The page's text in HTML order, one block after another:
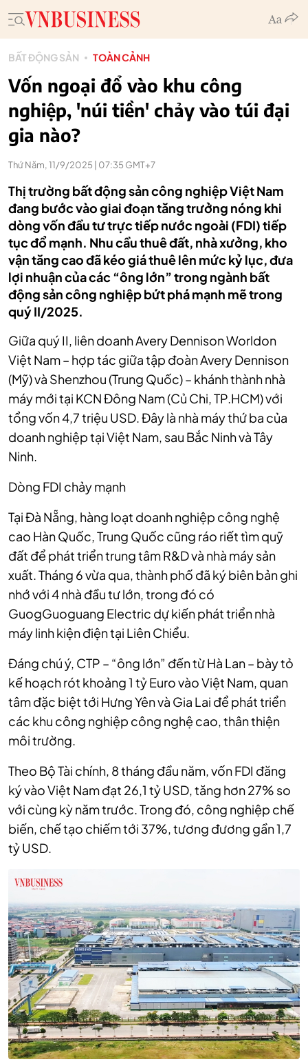
BẤT ĐỘNG SẢN TOÀN CẢNH
Vốn ngoại đổ vào khu công
nghiệp, 'núi tiền' chảy vào túi đại
gia nào?
Thứ Năm, 11/9/2025 | 07:35 GMT+7
Thị trường bất động sản công nghiệp Việt Nam
đang bước vào giai đoạn tăng trưởng nóng khi
dòng vốn đầu tư trực tiếp nước ngoài (FDI) tiếp
tục đổ mạnh. Nhu cầu thuê đất, nhà xưởng, kho
vận tăng cao đã kéo giá thuê lên mức kỷ lục, đưa
lợi nhuận của các “ông lớn” trong ngành bất
động sản công nghiệp bứt phá mạnh mẽ trong
quý II/2025.
Giữa quý II, liên doanh Avery Dennison Worldon
Việt Nam – hợp tác giữa tập đoàn Avery Dennison
(Mỹ) và Shenzhou (Trung Quốc) – khánh thành nhà
máy mới tại KCN Đông Nam (Củ Chi, TP.HCM) với
tổng vốn 4,7 triệu USD. Đây là nhà máy thứ ba của
doanh nghiệp tại Việt Nam, sau Bắc Ninh và Tây
Ninh.
Dòng FDI chảy mạnh
Tại Đà Nẵng, hàng loạt doanh nghiệp công nghệ
cao Hàn Quốc, Trung Quốc cũng ráo riết tìm quỹ
đất để phát triển trung tâm R&D và nhà máy sản
xuất. Tháng 6 vừa qua, thành phố đã ký biên bản ghi
nhớ với 4 nhà đầu tư lớn, trong đó có
GuogGuoguang Electric dự kiến phát triển nhà
máy linh kiện điện tại Liên Chiểu.
Đáng chú ý, CTP – “ông lớn” đến từ Hà Lan – bày tỏ
kế hoạch rót khoảng 1 tỷ Euro vào Việt Nam, quan
tâm đặc biệt tới Hưng Yên và Gia Lai để phát triển
các khu công nghiệp công nghệ cao, thân thiện
môi trường.
Theo Bộ Tài chính, 8 tháng đầu năm, vốn FDI đăng
ký vào Việt Nam đạt 26,1 tỷ USD, tăng hơn 27% so
với cùng kỳ năm trước. Trong đó, công nghiệp chế
biến, chế tạo chiếm tới 37%, tương đương gần 1,7
tỷ USD.